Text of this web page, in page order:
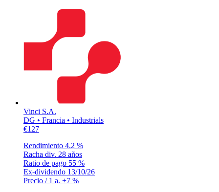
Vinci S.A.
DG • Francia • Industrials
€127
Rendimiento 4.2 %
Racha div. 28 años
Ratio de pago 55 %
Ex-dividendo 13/10/26
Precio / 1 a. +7 %